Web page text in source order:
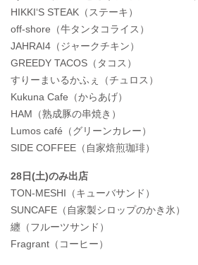
HIKKI‘S STEAK（ステーキ）
off-shore（牛タンタコライス）
JAHRAI4（ジャークチキン）
GREEDY TACOS（タコス）
すりーまいるかふぇ（チュロス）
Kukuna Cafe（からあげ）
HAM（熟成豚の串焼き）
Lumos café（グリーンカレー）
SIDE COFFEE（自家焙煎珈琲）
28日(土)のみ出店
TON-MESHI（キューバサンド）
SUNCAFE（自家製シロップのかき氷）
纏（フルーツサンド）
Fragrant（コーヒー）